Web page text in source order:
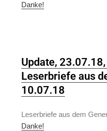
Danke!
Update,
Leserbriefe aus
10.07.18
Leserbriefe aus dem
Danke!